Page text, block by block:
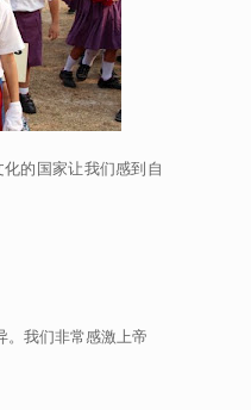
的国家让我们感到自
。我们非常感激上帝